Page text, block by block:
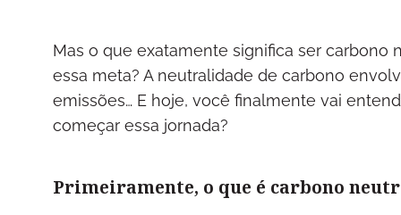
Mas o que exatamente significa ser carbono
essa meta? A neutralidade de carbono
emissões… E hoje, você finalmente vai
começar essa jornada?
Primeiramente, o que é carbono